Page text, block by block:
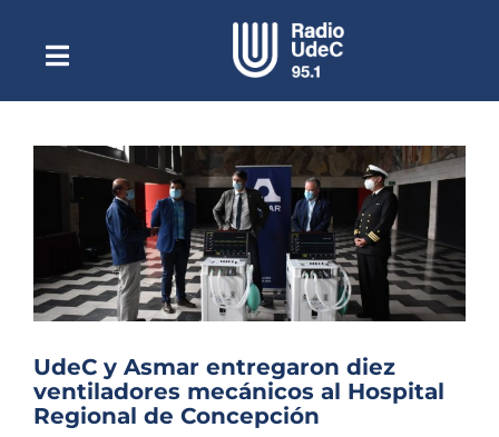
contenidoToggle
NavigationEscuchar Radio UdeC en vivo
Quiénes Somos
Programación
Podcast
Noticias
Columnas
Música Clásica
UdeC y Asmar entregaron diez
ventiladores mecánicos al Hospital
Regional de Concepción